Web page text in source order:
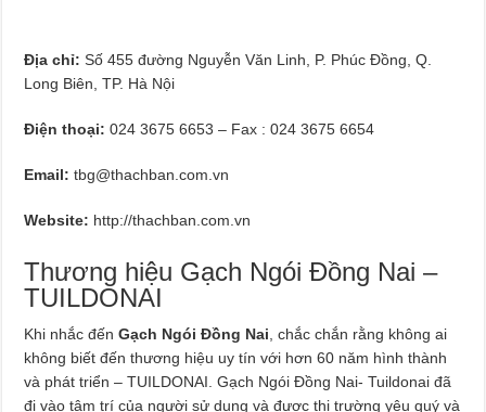
Địa chỉ: Số 455 đường Nguyễn Văn Linh, P. Phúc Đồng, Q.
Long Biên, TP. Hà Nội
Điện thoại: 024 3675 6653 – Fax : 024 3675 6654
Email: tbg@thachban.com.vn
Website: http://thachban.com.vn
Thương hiệu Gạch Ngói Đồng Nai –
TUILDONAI
Khi nhắc đếnGạch Ngói Đồng Nai , chắc chắn rằng không ai
không biết đến thương hiệu uy tín với hơn 60 năm hình thành
và phát triển – TUILDONAI. Gạch Ngói Đồng Nai- Tuildonai đã
đi vào tâm trí của người sử dụng và được thị trường yêu quý và